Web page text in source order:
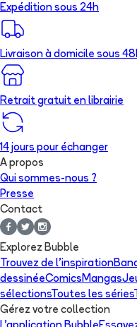
Expédition sous 24h
Livraison à domicile sous
Retrait gratuit en librairie
14 jours pour échanger
A propos
Qui sommes-nous ?
Presse
Contact
Explorez Bubble
Trouvez de l'inspiration
dessinéeComicsMangas
sélectionsToutes les séries
Gérez votre collection